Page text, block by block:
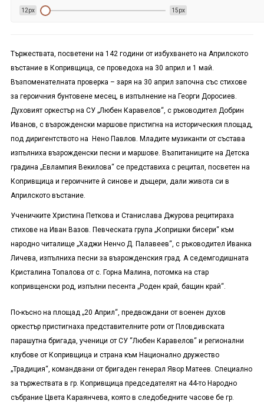
12px 15px
Тържествата, посветени на 142 години от избухването на Априлското
въстание в Копривщица, се проведоха на 30 април и 1 май.
Възпоменателната проверка – заря на 30 април започна със стихове
за героичния бунтовене месец, в изпълнение на Георги Доросиев.
Духовият оркестър на СУ „Любен Каравелов“, с ръководител Добрин
Иванов, с възрожденски маршове пристигна на историческия площад,
под диригентството на Нено Павлов. Младите музиканти от състава
изпълниха възрожденски песни и маршове. Възпитаниците на Детска
градина „Евлампия Векилова“ се представиха с рецитал, посветен на
Копривщица и героичните й синове и дъщери, дали живота си в
Априлското въстание.
Ученичките Христина Петкова и Станислава Джурова рецитираха
стихове на Иван Вазов. Певческата група „Копришки бисери“ към
народно читалище „Хаджи Ненчо Д. Палавеев“, с ръководител Иванка
Личева, изпълниха песни за възрожденския град. А седемгодишната
Кристалина Топалова от с. Горна Малина, потомка на стар
копривщенски род, изпълни песента „Роден край, бащин край“.
По-късно на площад „20 Април“, предвождани от военен духов
оркестър пристигнаха представителните роти от Пловдивската
парашутна бригада, ученици от СУ “Любен Каравелов“ и регионални
клубове от Копривщица и страна към Национално дружество
„Традиция“, командвани от бригаден генерал Явор Матеев. Специално
за тържествата в гр. Копривщица председателят на 44-то Народно
събрание Цвета Караянчева, която в следобедните часове бе гр.